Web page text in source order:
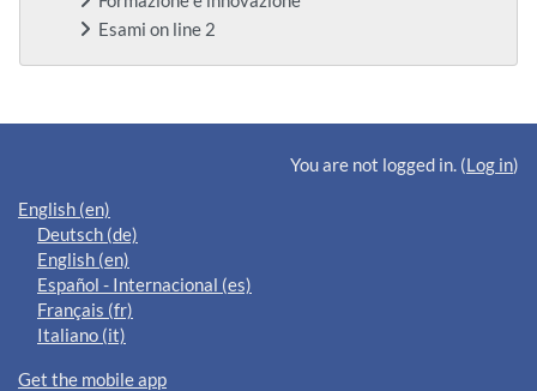
Esami on line 2
Supplementary blocks
You are not logged in. (Log in)
English ‎(en)‎
Deutsch ‎(de)‎
English ‎(en)‎
Español - Internacional ‎(es)‎
Français ‎(fr)‎
Italiano ‎(it)‎
Get the mobile app